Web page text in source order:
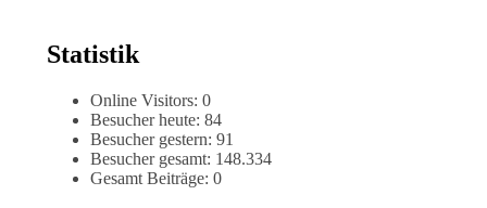
Statistik
Online Visitors: 0
Besucher heute: 84
Besucher gestern: 91
Besucher gesamt: 148.334
Gesamt Beiträge: 0